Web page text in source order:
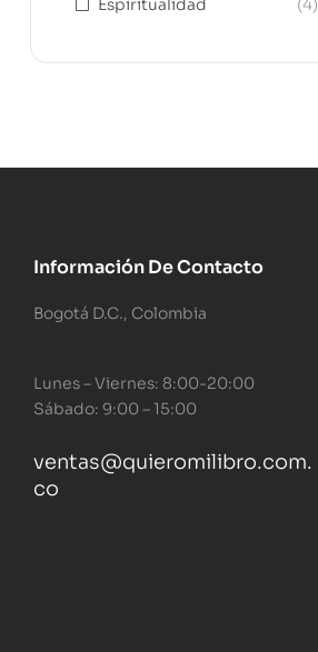
Espiritualidad (4)
Información De Contacto
Bogotá D.C., Colombia
Lunes – Viernes: 8:00-20:00
Sábado: 9:00 – 15:00
ventas@quieromilibro.com.
co